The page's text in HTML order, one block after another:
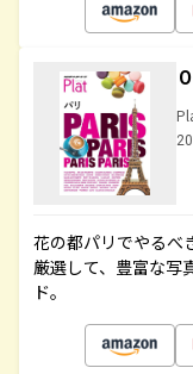
花の都パリでやるべ
厳選して、豊富な写
ド。